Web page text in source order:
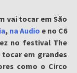
vai tocar em São
, na Audio e no C6
no festival The
em grandes
como o Circo